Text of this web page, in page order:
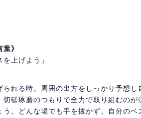
》
を上げよう」
られる時。周囲の出方をしっかり予想
切磋琢磨のつもりで全力で取り組むの
。どんな場でも手を抜かず、自分のベ